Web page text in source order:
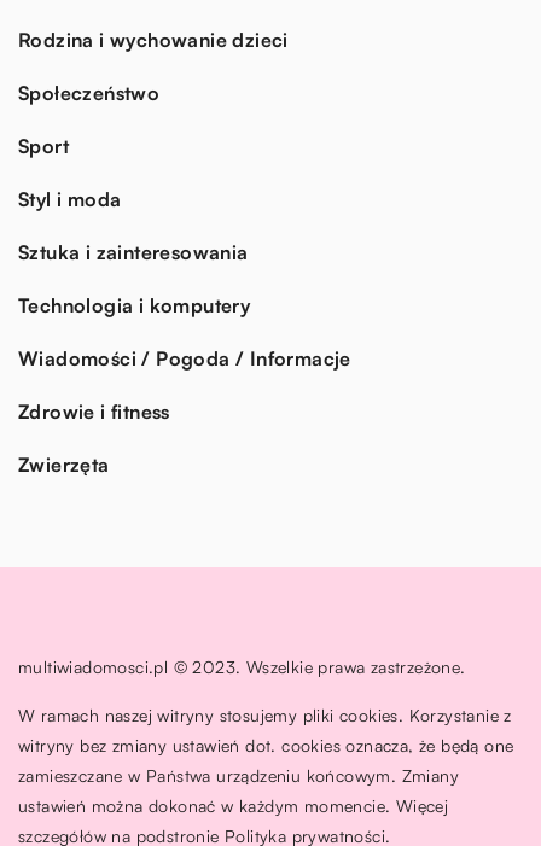
Rodzina i wychowanie dzieci
Społeczeństwo
Sport
Styl i moda
Sztuka i zainteresowania
Technologia i komputery
Wiadomości / Pogoda / Informacje
Zdrowie i fitness
Zwierzęta
multiwiadomosci.pl © 2023. Wszelkie prawa zastrzeżone.
W ramach naszej witryny stosujemy pliki cookies. Korzystanie z
witryny bez zmiany ustawień dot. cookies oznacza, że będą one
zamieszczane w Państwa urządzeniu końcowym. Zmiany
ustawień można dokonać w każdym momencie. Więcej
szczegółów na podstronie Polityka prywatności.